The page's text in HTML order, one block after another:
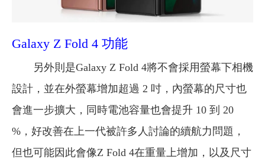
Galaxy Z Fold 4 功能
另外則是Galaxy Z Fold 4將不會採用螢幕下相機
設計，並在外螢幕增加超過 2 吋，內螢幕的尺寸也
會進一步擴大，同時電池容量也會提升 10 到 20
%，好改善在上一代被許多人討論的續航力問題，
但也可能因此會像Z Fold 4在重量上增加，以及尺寸